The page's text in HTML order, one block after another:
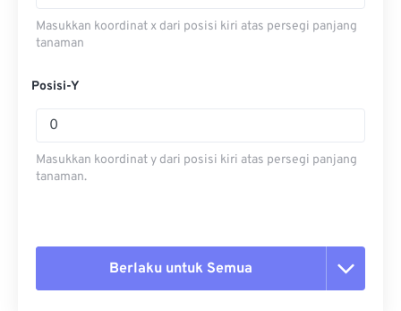
Masukkan koordinat x dari posisi kiri atas persegi panjang
tanaman
Posisi-Y
Masukkan koordinat y dari posisi kiri atas persegi panjang
tanaman.
Berlaku untuk Semua